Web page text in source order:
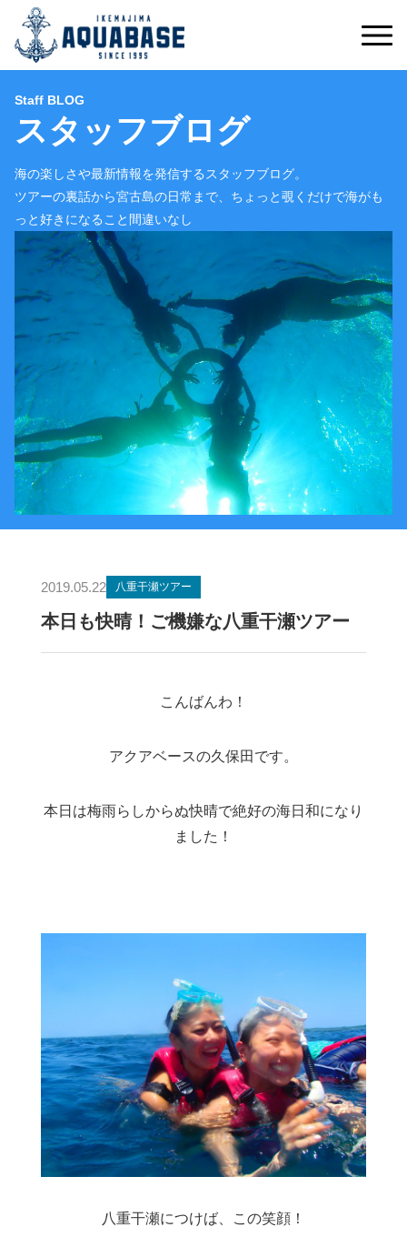
Staff BLOG
スタッフブログ
海の楽しさや最新情報を発信するスタッフブログ。
ツアーの裏話から宮古島の日常まで、ちょっと覗くだけで海がも
っと好きになること間違いなし
2019.05.22 八重干瀬ツアー
本日も快晴！ご機嫌な八重干瀬ツアー
こんばんわ！
アクアベースの久保田です。
本日は梅雨らしからぬ快晴で絶好の海日和になり
ました！
八重干瀬につけば、この笑顔！